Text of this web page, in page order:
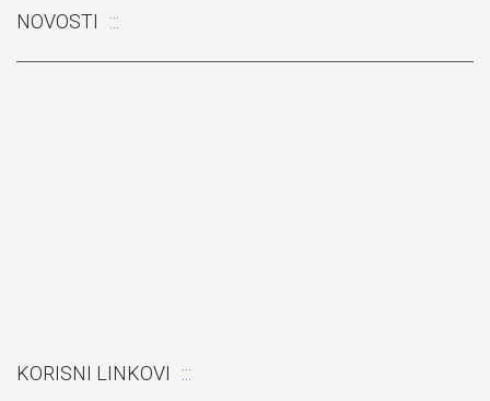
NOVOSTI
KORISNI LINKOVI